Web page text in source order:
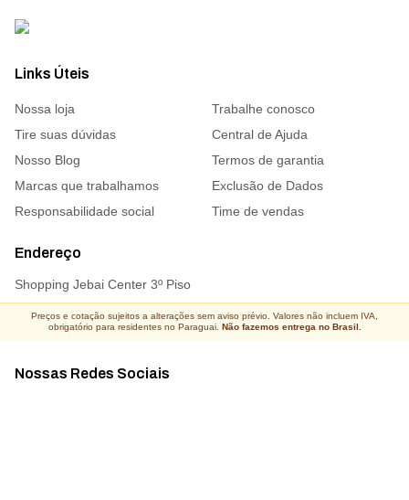
Links Úteis
Nossa loja
Trabalhe conosco
Tire suas dúvidas
Central de Ajuda
Nosso Blog
Termos de garantia
Marcas que trabalhamos
Exclusão de Dados
Responsabilidade social
Time de vendas
Endereço
Shopping Jebai Center 3º Piso
Nossas Redes Sociais
Preços e cotação sujeitos a alterações sem aviso prévio. Valores não incluem IVA,
obrigatório para residentes no Paraguai. Não fazemos entrega no Brasil.